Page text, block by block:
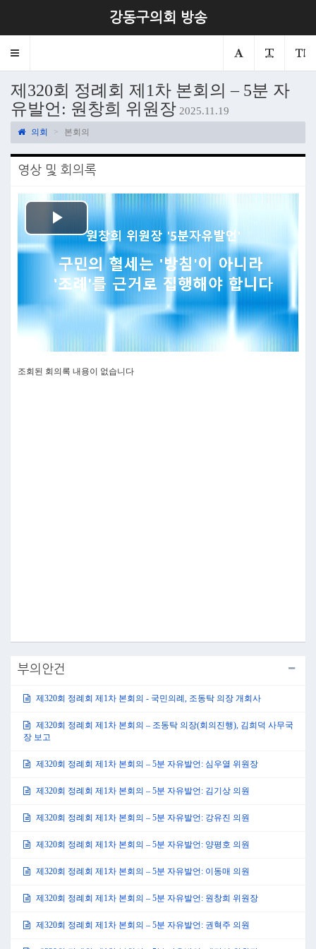
강동구의회 방송
Toggle
제320회 정례회 제1차 본회의 – 5분 자
유발언: 원창희 위원장 2025.11.19
의회 본회의
영상 및 회의록
Play
Video
조회된 회의록 내용이 없습니다
부의안건
제320회 정례회 제1차 본회의 - 국민의례, 조동탁 의장 개회사
제320회 정례회 제1차 본회의 – 조동탁 의장(회의진행), 김희덕 사무국
장 보고
제320회 정례회 제1차 본회의 – 5분 자유발언: 심우열 위원장
제320회 정례회 제1차 본회의 – 5분 자유발언: 김기상 의원
제320회 정례회 제1차 본회의 – 5분 자유발언: 강유진 의원
제320회 정례회 제1차 본회의 – 5분 자유발언: 양평호 의원
제320회 정례회 제1차 본회의 – 5분 자유발언: 이동매 의원
제320회 정례회 제1차 본회의 – 5분 자유발언: 원창희 위원장
제320회 정례회 제1차 본회의 – 5분 자유발언: 권혁주 의원